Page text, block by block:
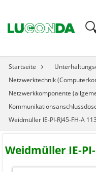
Startseite
Netzwerktechnik
Netzwerkkomponente
Weidmüller IE-PI-RJ45-FH-A
Weidmüller IE-PI-